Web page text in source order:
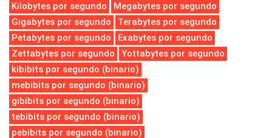
Kilobytes por segundo
Megabytes por segundo
Gigabytes por segundo
Terabytes por segundo
Petabytes por segundo
Exabytes por segundo
Zettabytes por segundo
Yottabytes por segundo
kibibits por segundo (binario)
mebibits por segundo (binario)
gibibits por segundo (binario)
tebibits por segundo (binario)
pebibits por segundo (binario)